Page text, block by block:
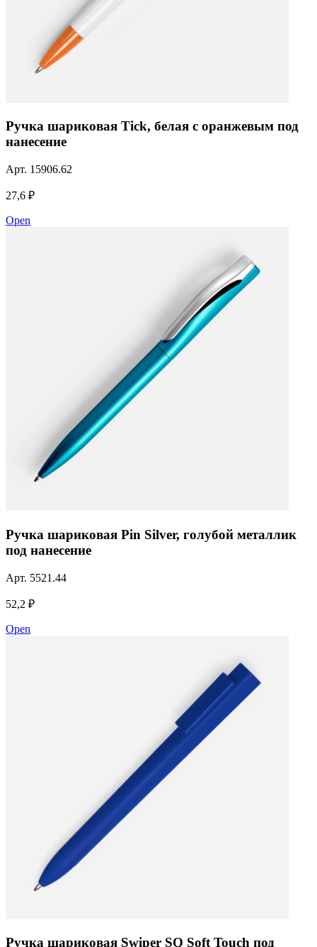
Ручка шариковая Tick, белая с оранжевым под
нанесение
Арт. 15906.62
27,6 ₽
Open
Ручка шариковая Pin Silver, голубой металлик
под нанесение
Арт. 5521.44
52,2 ₽
Open
Ручка шариковая Swiper SQ Soft Touch под